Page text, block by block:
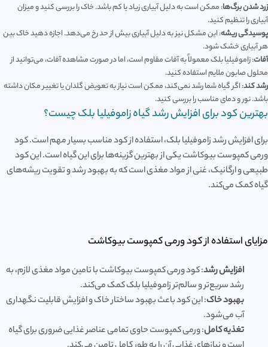
زرد شدن برگ‌ها: ممکن است به دلیل آبیاری زیاد یا کم باشد. خاک را بررسی کنید و میزان
آبیاری را تنظیم کنید.
پوسیدگی ریشه: این مشکل نیز به دلیل آبیاری بیش از حد رخ می‌دهد. اجازه دهید خاک بین
هر آبیاری خشک شود.
آفات: زاموفیلیا بلک معمولاً به آفات مقاوم است، اما در صورت مشاهده آفات، می‌توانید از
محلول صابون ملایم استفاده کنید.
رشد کند: اگر گیاه شما رشد نمی‌کند، ممکن است نیاز به تعویض گلدان یا تغییر مکان داشته
باشد. نور و دمای مناسب را بررسی کنید.
بهترین کود برای افزایش رشد گیاه زاموفیلیا بلک چیست؟
برای افزایش رشد زاموفیلیا بلک، استفاده از کود مناسب بسیار مهم است. کود
ورمی کمپوست بیوکاشت یکی از بهترین گزینه‌ها برای این گیاه است. این کود
طبیعی و ارگانیک، غنی از مواد مغذی است که به بهبود رشد و تقویت ریشه‌های
گیاه کمک می‌کند.
مزایای استفاده از کود ورمی کمپوست بیوکاشت
افزایش رشد: کود ورمی کمپوست بیوکاشت با تامین مواد مغذی لازم، به
رشد سریع‌تر و سالم‌تر زاموفیلیا بلک کمک می‌کند.
بهبود خاک: این کود باعث بهبود ساختار خاک و افزایش قابلیت نگهداری
آب می‌شود.
تغذیه کامل: ورمی کمپوست حاوی تمامی عناصر غذایی ضروری برای گیاه